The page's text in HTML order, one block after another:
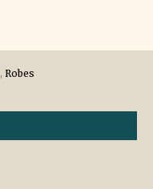
, Robes